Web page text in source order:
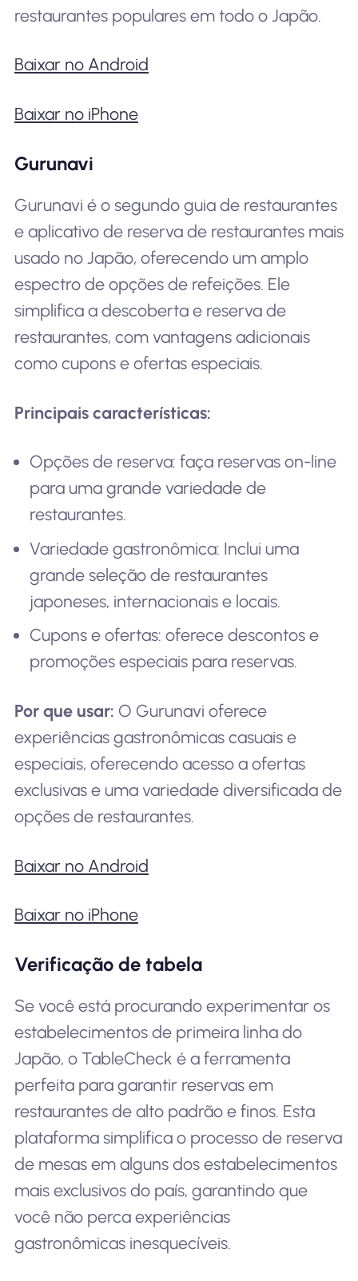
restaurantes populares em todo o Japão.
Baixar no Android
Baixar no iPhone
Gurunavi
Gurunavi é o segundo guia de restaurantes
e aplicativo de reserva de restaurantes mais
usado no Japão, oferecendo um amplo
espectro de opções de refeições. Ele
simplifica a descoberta e reserva de
restaurantes, com vantagens adicionais
como cupons e ofertas especiais.
Principais características:
Opções de reserva: faça reservas on-line
para uma grande variedade de
restaurantes.
Variedade gastronômica: Inclui uma
grande seleção de restaurantes
japoneses, internacionais e locais.
Cupons e ofertas: oferece descontos e
promoções especiais para reservas.
Por que usar: O Gurunavi oferece
experiências gastronômicas casuais e
especiais, oferecendo acesso a ofertas
exclusivas e uma variedade diversificada de
opções de restaurantes.
Baixar no Android
Baixar no iPhone
Verificação de tabela
Se você está procurando experimentar os
estabelecimentos de primeira linha do
Japão, o TableCheck é a ferramenta
perfeita para garantir reservas em
restaurantes de alto padrão e finos. Esta
plataforma simplifica o processo de reserva
de mesas em alguns dos estabelecimentos
mais exclusivos do país, garantindo que
você não perca experiências
gastronômicas inesquecíveis.